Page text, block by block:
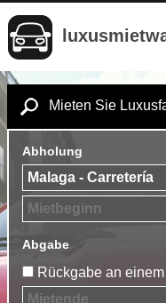
Mieten Sie
Abholung
Abgabe
Rückgabe an